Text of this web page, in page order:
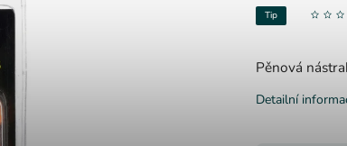
Tip
Pěnová
Detailní